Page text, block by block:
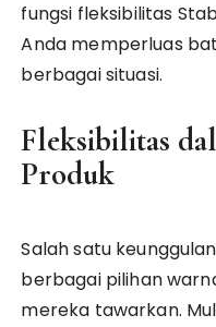
fungsi fleksibilitas
Anda memperluas
berbagai situasi.
Fleksibilitas
Produk
Salah satu
berbagai pilihan
mereka tawarkan.